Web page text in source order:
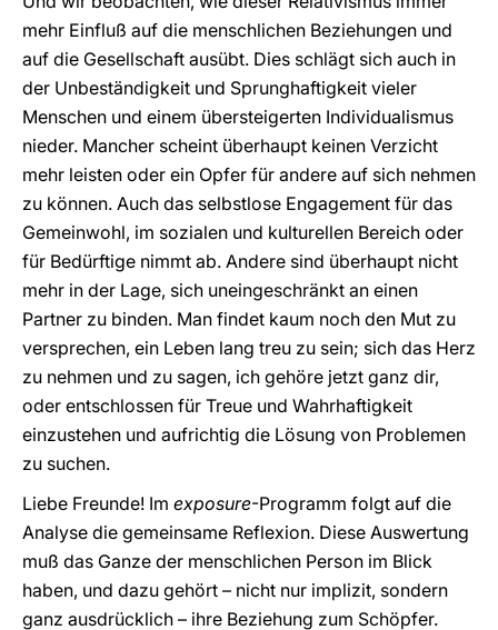
mehr Einfluß auf die menschlichen Beziehungen und
auf die Gesellschaft ausübt. Dies schlägt sich auch in
der Unbeständigkeit und Sprunghaftigkeit vieler
Menschen und einem übersteigerten Individualismus
nieder. Mancher scheint überhaupt keinen Verzicht
mehr leisten oder ein Opfer für andere auf sich nehmen
zu können. Auch das selbstlose Engagement für das
Gemeinwohl, im sozialen und kulturellen Bereich oder
für Bedürftige nimmt ab. Andere sind überhaupt nicht
mehr in der Lage, sich uneingeschränkt an einen
Partner zu binden. Man findet kaum noch den Mut zu
versprechen, ein Leben lang treu zu sein; sich das Herz
zu nehmen und zu sagen, ich gehöre jetzt ganz dir,
oder entschlossen für Treue und Wahrhaftigkeit
einzustehen und aufrichtig die Lösung von Problemen
zu suchen.
Liebe Freunde! Im exposure-Programm folgt auf die
Analyse die gemeinsame Reflexion. Diese Auswertung
muß das Ganze der menschlichen Person im Blick
haben, und dazu gehört – nicht nur implizit, sondern
ganz ausdrücklich – ihre Beziehung zum Schöpfer.